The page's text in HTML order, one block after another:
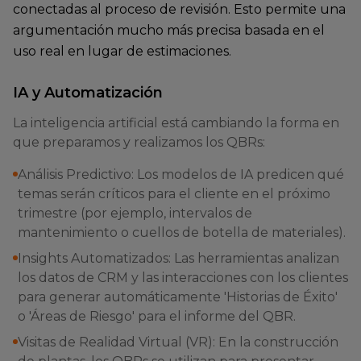
conectadas al proceso de revisión. Esto permite una
argumentación mucho más precisa basada en el
uso real en lugar de estimaciones.
IA y Automatización
La inteligencia artificial está cambiando la forma en
que preparamos y realizamos los QBRs:
Análisis Predictivo: Los modelos de IA predicen qué
temas serán críticos para el cliente en el próximo
trimestre (por ejemplo, intervalos de
mantenimiento o cuellos de botella de materiales).
Insights Automatizados: Las herramientas analizan
los datos de CRM y las interacciones con los clientes
para generar automáticamente 'Historias de Éxito'
o 'Áreas de Riesgo' para el informe del QBR.
Visitas de Realidad Virtual (VR): En la construcción